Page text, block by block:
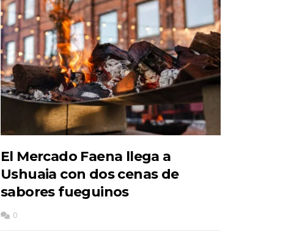
El Mercado Faena llega a
Ushuaia con dos cenas de
sabores fueguinos
0